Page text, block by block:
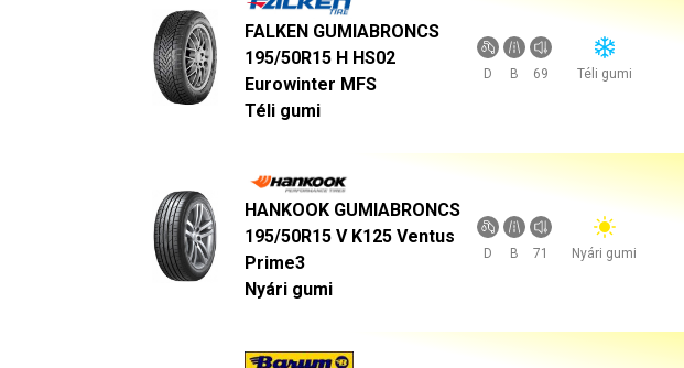
FALKEN GUMIABRONCS
195/50R15 H HS02
Eurowinter MFS
Téli gumi
D B 69 Téli gumi
HANKOOK GUMIABRONCS
195/50R15 V K125 Ventus
Prime3
Nyári gumi
D B 71 Nyári gumi